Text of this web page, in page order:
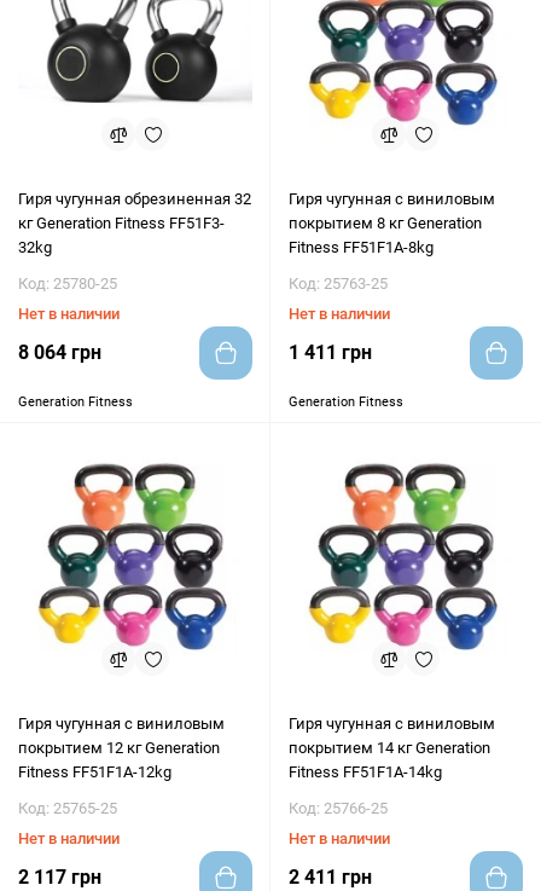
Гиря чугунная обрезиненная 32
кг Generation Fitness FF51F3-
32kg
Код: 25780-25
Нет в наличии
8 064 грн
Generation Fitness
Гиря чугунная с виниловым
покрытием 8 кг Generation
Fitness FF51F1A-8kg
Код: 25763-25
Нет в наличии
1 411 грн
Generation Fitness
Гиря чугунная с виниловым
покрытием 12 кг Generation
Fitness FF51F1A-12kg
Код: 25765-25
Нет в наличии
2 117 грн
Гиря чугунная с виниловым
покрытием 14 кг Generation
Fitness FF51F1A-14kg
Код: 25766-25
Нет в наличии
2 411 грн